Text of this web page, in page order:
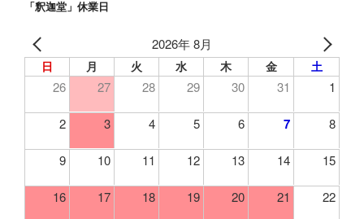
ン
「釈迦堂」休業日
2026年 8月
日 月 火 水 木 金 土
26 27 28 29 30 31 1
2 3 4 5 6 7 8
9 10 11 12 13 14 15
16 17 18 19 20 21 22